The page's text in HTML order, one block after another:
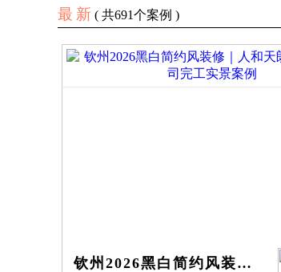
最新 ( 共691个案例 )
钦州2026黑白简约风装修｜人和天朗118㎡8月公司完工实景案例